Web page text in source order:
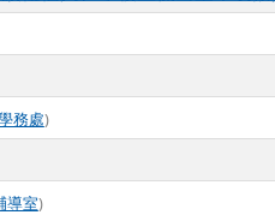
務處)
導室)